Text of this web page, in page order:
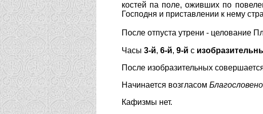
костей па поле, оживших по
Господня и приставлении к нему
После отпуста утрени - целование
Часы 3-й, 6-й, 9-й с
После изобразительных
Начинается возгласом
Кафизмы нет.